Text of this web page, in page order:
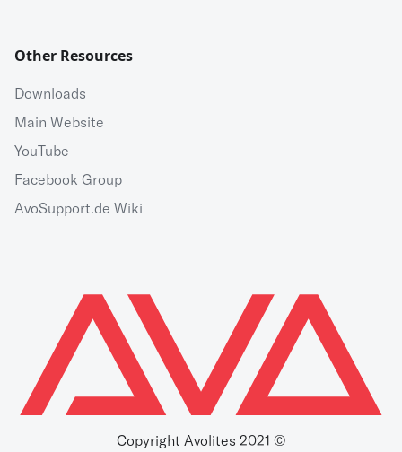
Other Resources
Downloads
Main Website
YouTube
Facebook Group
AvoSupport.de Wiki
Copyright Avolites 2021 ©